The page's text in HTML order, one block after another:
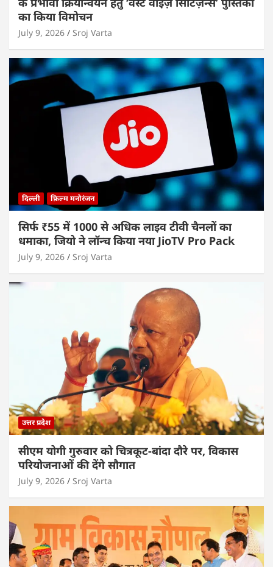
का किया विमोचन
July 9, 2026 Sroj Varta
दिल्ली फ़िल्म मनोरंजन
सिर्फ ₹55 में 1000 से अधिक लाइव टीवी चैनलों का
धमाका, जियो ने लॉन्च किया नया JioTV Pro Pack
July 9, 2026 Sroj Varta
उत्तर प्रदेश
सीएम योगी गुरुवार को चित्रकूट-बांदा दौरे पर, विकास
परियोजनाओं की देंगे सौगात
July 9, 2026 Sroj Varta